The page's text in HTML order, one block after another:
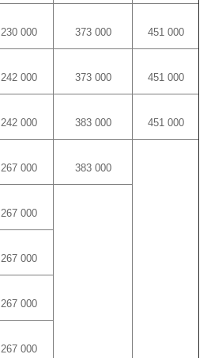
230 000 373 000 451 000
242 000 373 000 451 000
242 000 383 000 451 000
267 000 383 000
267 000
267 000
267 000
267 000